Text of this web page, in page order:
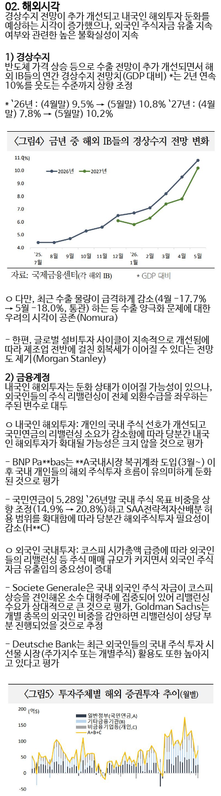
02. 해외시각
경상수지 전망이 추가 개선되고 내국인 해외투자 둔화를
예상하는 시각이 증가했으나, 외국인 주식자금 유출 지속
여부와 관련한 높은 불확실성이 지속
1) 경상수지
반도체 가격 상승 등으로 수출 전망이 추가 개선되면서 해
외 IB들의 연간 경상수지 전망치 (GDP 대비 ) *는 2년 연속
10%를 웃도는 수준까지 상향 조정
* `26년 : (4월말) 9.5% → (5월말) 10.8% `27년 : (4월
말) 7.8% → (5월말) 10.2%
ㅇ 다만, 최근 수출 물량이 급격하게 감소(4월 -17.7%
→ 5월 -18.0%, 통관) 하는 등 수출 양극화 문제에 대한
우려의 시각이 공존(Nomura)
- 한편, 글로벌 설비투자 사이클이 지속적으로 개선됨에
따라 제조업 전반에 걸친 회복세가 이어질 수 있다는 전망
도 제기 (Morgan Stanley)
2) 금융계정
내국인 해외투자는 둔화 상태가 이어질 가능성이 있으나,
외국인들의 주식 리밸런싱이 전체 외환수급을 좌우하는
주된 변수로 대두
ㅇ 내국인 해외투자: 개인의 국내 주식 선호가 개선되고
국민연금의 리밸런싱 소요가 감소함에 따라 당분간 내국
인 해외투자가 확대될 가능성은 크지 않을 것으로 평가
- BNP Pa**bas는**A국내시장 복귀계좌 도입 (3월~) 이
후 국내 개인들의 해외 주식투자 흐름이 유의미하게 둔화
된 것으로 평가
- 국민연금이 5.28일 `26년말 국내 주식 목표 비중을 상
향 조정 (14.9% → 20.8%)하고 SAA전략적자산배분 허
용 범위를 확대함에 따라 당분간 해외주식투자 필요성이
감소(H**C)
ㅇ 외국인 국내투자: 코스피 시가총액 급증에 따라 외국인
들의 리밸런싱 등 주식 매매 규모가 커지면서 외국인 주식
자금 유출입의 중요성이 증대
- Societe Generale은 국내 외국인 주식 자금이 코스피
상승을 견인해온 소수 대형주에 집중되어 있어 리밸런싱
수요가 상대적으로 큰 것으로 평가. Goldman Sachs는
개별 종목의 외국인 비중을 감안하면 리밸런싱이 상당 부
분 진행되었을 것으로 추정
- Deutsche Bank는 최근 외국인들의 국내 주식 투자 시
선물 시장(주가지수 또는 개별주식) 활용도 또한 높아지
고 있다고 평가